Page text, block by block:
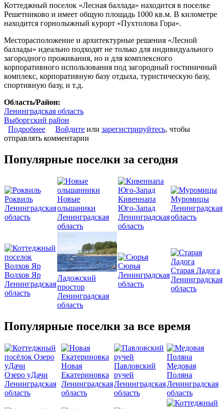
Коттеджный поселок «Лесная баллада» находится в поселке
Решетниково и имеет общую площадь 1000 кв.м. В километре
находится горнолыжный курорт «Пухтолова Гора».
Месторасположение и архитектурные решения «Лесной
баллады» идеально подходят не только для индивидуального
загородного проживания, но и для комплексного
корпоративного использования под загородный гостиничный
комплекс, корпоративную базу отдыха, туристическую базу,
спортивную базу, и т.д.
Область/Район:
Ленинградская область
Выборгский район
Подробнее о Коттеджный поселок «Лесная баллада»
Войдите или зарегистрируйтесь, чтобы
отправлять комментарии
Популярные поселки за сегодня
Роквиль
Ленинградская
область
Новые
ольшаники
Ленинградская
область
Кивеннапа
Юго-Запад
Ленинградская
область
Муромицы
Ленинградская
область
Волхов Яр
Ленинградская
область
Ладожский
простор
Ленинградская
область
Сюрья
Ленинградская
область
Старая Ладога
Ленинградская
область
Популярные поселки за все время
Озеро уДачи
Ленинградская
область
Новая
Екатериновка
Ленинградская
область
Павловский
ручей
Ленинградская
область
Медовая
Поляна
Ленинградская
область